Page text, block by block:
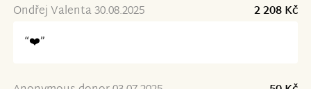
Ondřej Valenta 30.08.2025
2 208 Kč
“❤️”